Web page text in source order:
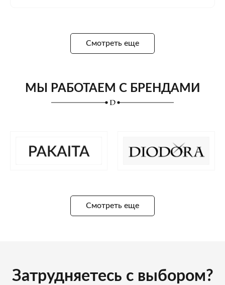
Смотреть еще
МЫ РАБОТАЕМ С БРЕНДАМИ
Смотреть еще
Затрудняетесь с выбором?